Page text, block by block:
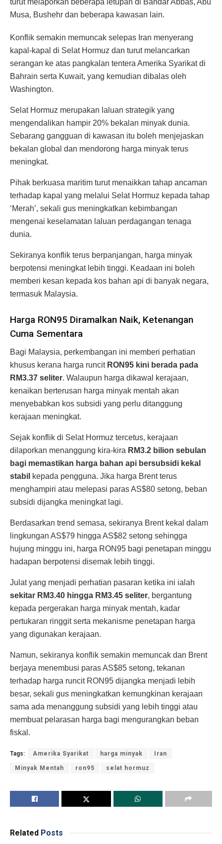
turut melaporkan beberapa letupan di Bandar Abbas, Abu
Musa, Bushehr dan beberapa kawasan lain.
Konflik semakin memuncak selepas Iran menyerang
kapal-kapal di Selat Hormuz dan turut melancarkan
serangan ke atas pangkalan tentera Amerika Syarikat di
Bahrain serta Kuwait, yang kemudian dibalas oleh
Washington.
Selat Hormuz merupakan laluan strategik yang
mengendalikan hampir 20% bekalan minyak dunia.
Sebarang gangguan di kawasan itu boleh menjejaskan
bekalan global dan mendorong harga minyak terus
meningkat.
Pihak berkuasa maritim turut menaikkan tahap ancaman
terhadap kapal yang melalui Selat Hormuz kepada tahap
‘Merah’, sekali gus meningkatkan kebimbangan
mengenai keselamatan laluan perdagangan tenaga
dunia.
Sekiranya konflik terus berpanjangan, harga minyak
berpotensi meningkat lebih tinggi. Keadaan ini boleh
memberi kesan kepada kos bahan api di banyak negara,
termasuk Malaysia.
Harga RON95 Diramalkan Naik, Ketenangan
Cuma Sementara
Bagi Malaysia, perkembangan ini memberi perhatian
khusus kerana harga runcit RON95 kini berada pada
RM3.37 seliter. Walaupun harga dikawal kerajaan,
kenaikan berterusan harga minyak mentah akan
menyebabkan kos subsidi yang perlu ditanggung
kerajaan meningkat.
Sejak konflik di Selat Hormuz tercetus, kerajaan
dilaporkan menanggung kira-kira RM3.2 bilion sebulan
bagi memastikan harga bahan api bersubsidi kekal
stabil kepada pengguna. Jika harga Brent terus
menghampiri atau melepasi paras AS$80 setong, beban
subsidi dijangka meningkat lagi.
Berdasarkan trend semasa, sekiranya Brent kekal dalam
lingkungan AS$79 hingga AS$82 setong sehingga
hujung minggu ini, harga RON95 bagi penetapan minggu
hadapan berpotensi disemak lebih tinggi.
Julat yang menjadi perhatian pasaran ketika ini ialah
sekitar RM3.40 hingga RM3.45 seliter, bergantung
kepada pergerakan harga minyak mentah, kadar
pertukaran ringgit serta mekanisme penetapan harga
yang digunakan kerajaan.
Namun, sekiranya konflik semakin memuncak dan Brent
berjaya menembusi paras AS$85 setong, tekanan
terhadap harga runcit RON95 dijangka menjadi lebih
besar, sekali gus meningkatkan kemungkinan kerajaan
sama ada menanggung subsidi yang lebih tinggi atau
membuat pelarasan harga bagi mengurangkan beban
fiskal.
Tags: Amerika Syarikat harga minyak Iran
Minyak Mentah ron95 selat hormuz
Related Posts